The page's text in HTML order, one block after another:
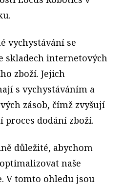
vychystávání se
skladech internetových
zboží. Jejich
s vychystáváním a
zásob, čímž zvyšují
dodání zboží.
důležité, abychom
naše
V tomto ohledu jsou